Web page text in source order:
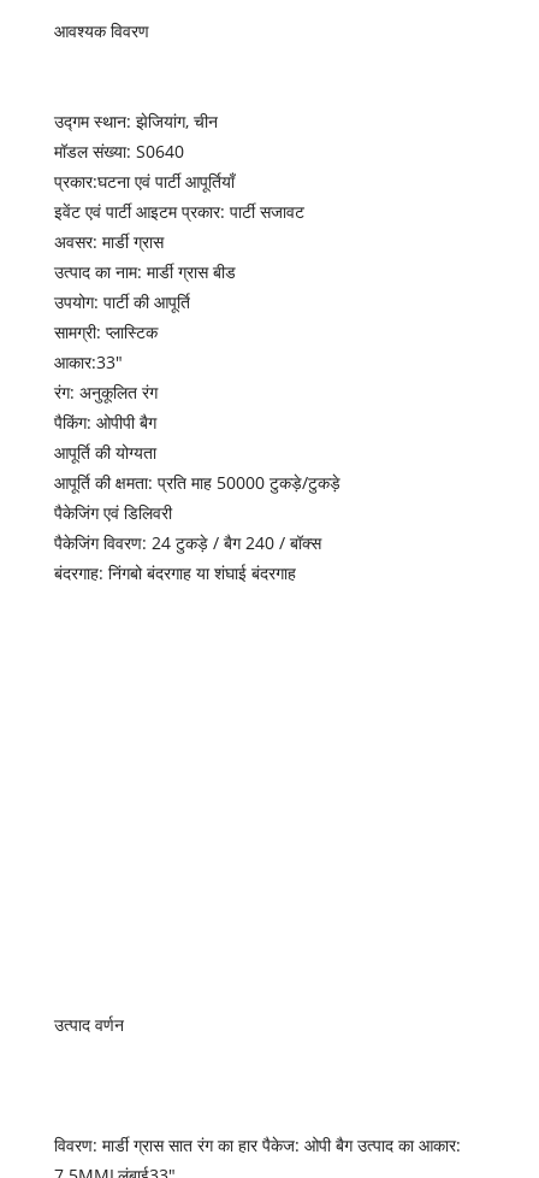
आवश्यक विवरण
उद्गम स्थान: झेजियांग, चीन
मॉडल संख्या: S0640
प्रकार:घटना एवं पार्टी आपूर्तियाँ
इवेंट एवं पार्टी आइटम प्रकार: पार्टी सजावट
अवसर: मार्डी ग्रास
उत्पाद का नाम: मार्डी ग्रास बीड
उपयोग: पार्टी की आपूर्ति
सामग्री: प्लास्टिक
आकार:33″
रंग: अनुकूलित रंग
पैकिंग: ओपीपी बैग
आपूर्ति की योग्यता
आपूर्ति की क्षमता: प्रति माह 50000 टुकड़े/टुकड़े
पैकेजिंग एवं डिलिवरी
पैकेजिंग विवरण: 24 टुकड़े / बैग 240 / बॉक्स
बंदरगाह: निंगबो बंदरगाह या शंघाई बंदरगाह
उत्पाद वर्णन
विवरण: मार्डी ग्रास सात रंग का हार पैकेज: ओपी बैग उत्पाद का आकार: